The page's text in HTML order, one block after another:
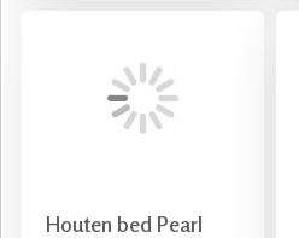
Houten bed Pearl